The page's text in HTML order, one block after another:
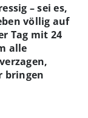
– sei es,
völlig auf
Tag mit 24
alle
bringen